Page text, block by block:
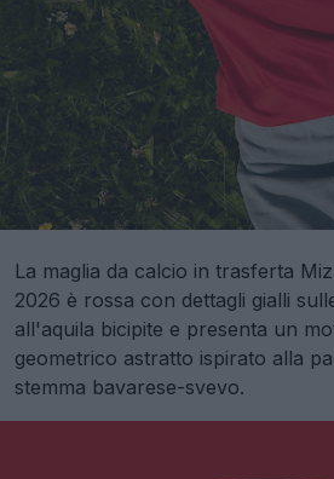
La maglia da calcio in trasferta
2026 è rossa con dettagli gialli
all'aquila bicipite e presenta un
geometrico astratto ispirato alla
stemma bavarese-svevo.